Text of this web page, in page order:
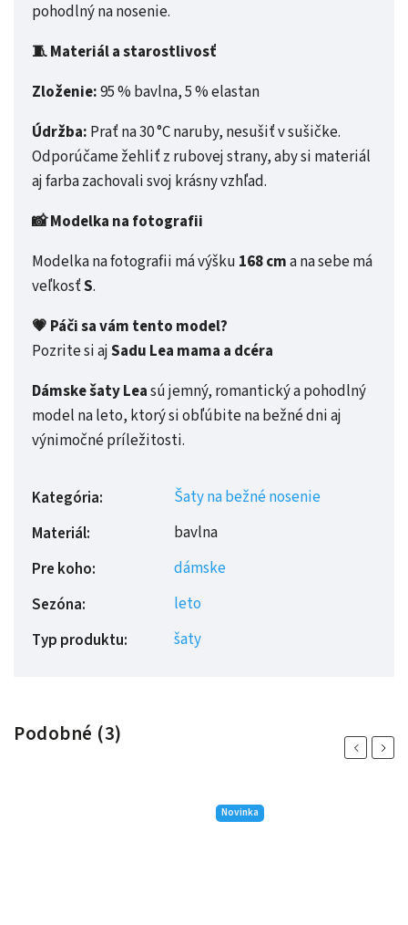
pohodlný na nosenie.
🧵 Materiál a starostlivosť
Zloženie:95 % bavlna, 5 % elastan
Údržba: Prať na 30 °C naruby, nesušiť v sušičke.
Odporúčame žehliť z rubovej strany, aby si materiál
aj farba zachovali svoj krásny vzhľad.
📸 Modelka na fotografii
Modelka na fotografii má výšku 168 cma na sebe má
veľkosťS.
💗 Páči sa vám tento model?
Pozrite si ajSadu Lea mama a dcéra
Dámske šaty Leasú jemný, romantický a pohodlný
model na leto, ktorý si obľúbite na bežné dni aj
výnimočné príležitosti.
Kategória:
Šaty na bežné nosenie
Materiál:
bavlna
Pre koho:
dámske
Sezóna:
leto
Typ produktu: šaty
Podobné (3)
Previous
Novinka
Next